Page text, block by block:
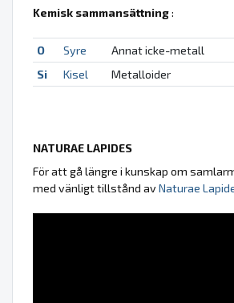
Kemisk sammansättning:
O Syre Annat icke-metall
Si
Kisel Metalloider
NATURAE LAPIDES
För att gå längre i kunskap om
med vänligt tillstånd avNaturae